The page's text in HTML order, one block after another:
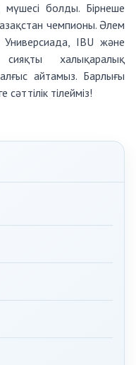
болды. Бірнеше
чемпионы. Әлем
IBU және
халықаралық
айтамыз. Барлығы
тілейміз!